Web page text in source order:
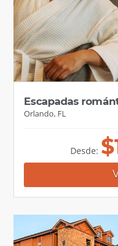
Escapadas
Orlando, FL
Desde: $